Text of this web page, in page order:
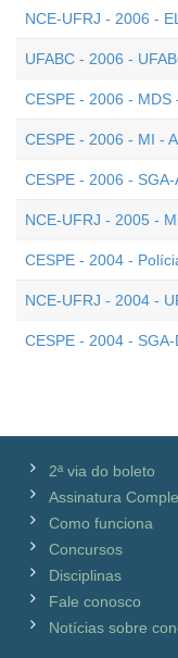
NCE-UFRJ - 2006 -
UFABC - 2006 -
CESPE - 2006 - MDS
CESPE - 2006 - MI -
CESPE - 2006 -
NCE-UFRJ - 2005 -
CESPE - 2004 -
NCE-UFRJ - 2004 -
CESPE - 2004 -
2ª via do boleto
Assinatura
Como funciona
Concursos
Disciplinas
Fale conosco
Notícias sobre